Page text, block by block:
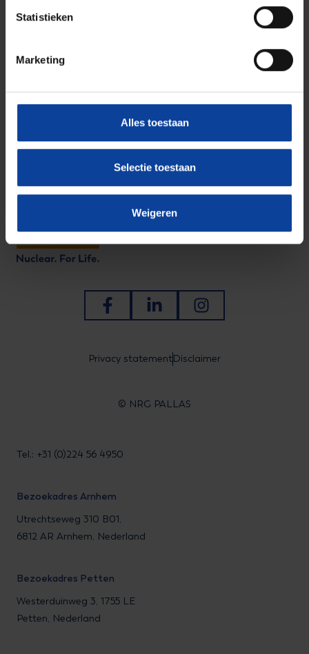
Statistieken
Marketing
Alles toestaan
Selectie toestaan
Weigeren
Persvoorlichter
+31647401511
Ga naar Facebook
Ga naar LinkedInGa naar Instagram
Privacy statementDisclaimer
© NRG PALLAS
Tel.: +31 (0)224 56 4950
Bezoekadres Arnhem
Utrechtseweg 310 B01,
6812 AR Arnhem, Nederland
Bezoekadres Petten
Westerduinweg 3, 1755 LE
Petten, Nederland